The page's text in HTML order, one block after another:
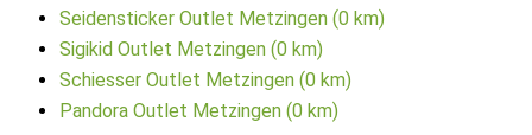
Seidensticker Outlet Metzingen (0 km)
Sigikid Outlet Metzingen (0 km)
Schiesser Outlet Metzingen (0 km)
Pandora Outlet Metzingen (0 km)